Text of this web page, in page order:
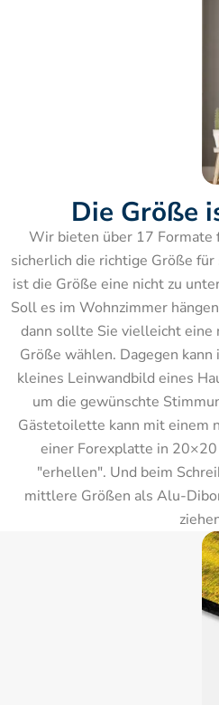
Die Größe
Wir bieten über 17 Formate
sicherlich die richtige Größe
ist die Größe eine nicht zu
Soll es im Wohnzimmer
dann sollte Sie vielleicht eine
Größe wählen. Dagegen kann
kleines Leinwandbild eines
um die gewünschte
Gästetoilette kann mit einem
einer Forexplatte in
"erhellen". Und beim
mittlere Größen als Alu-